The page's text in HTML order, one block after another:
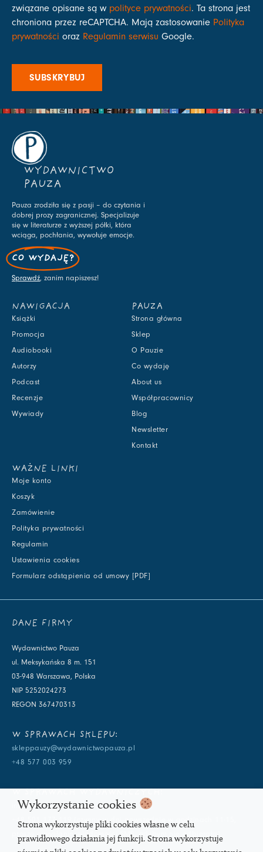
związane opisane są w polityce prywatności. Ta strona jest
chroniona przez reCAPTCHA. Mają zastosowanie Polityka
prywatności oraz Regulamin serwisu Google.
SUBSKRYBUJ
WYDAWNICTWO
PAUZA
Pauza zrodziła się z pasji – do czytania i
dobrej prozy zagranicznej. Specjalizuje
się w literaturze z wyższej półki, która
wciąga, pochłania, wywołuje emocje.
CO WYDAJĘ?
Sprawdź, zanim napiszesz!
NAWIGACJA
Książki
Promocja
Audiobooki
Autorzy
Podcast
Recenzje
Wywiady
PAUZA
Strona główna
Sklep
O Pauzie
Co wydaję
About us
Współpracownicy
Blog
Newsletter
Kontakt
WAŻNE LINKI
Moje konto
Koszyk
Zamówienie
Polityka prywatności
Regulamin
Ustawienia cookies
Formularz odstąpienia od umowy [PDF]
DANE FIRMY
Wydawnictwo Pauza
ul. Meksykańska 8 m. 151
03-948 Warszawa, Polska
NIP 5252024273
REGON 367470313
W SPRAWACH SKLEPU:
skleppauzy@wydawnictwopauza.pl
+48 577 003 959
info@wydawnictwopauza.pl
+48 501 177 119 (czynny w dni powszednie w godzinach 11-15,
proszę o wysłanie wiadomości SMS, gdybym nie odbierała)
Wykorzystanie cookies
Strona wykorzystuje pliki cookies własne w celu
prawidłowego działania jej funkcji. Strona wykorzystuje